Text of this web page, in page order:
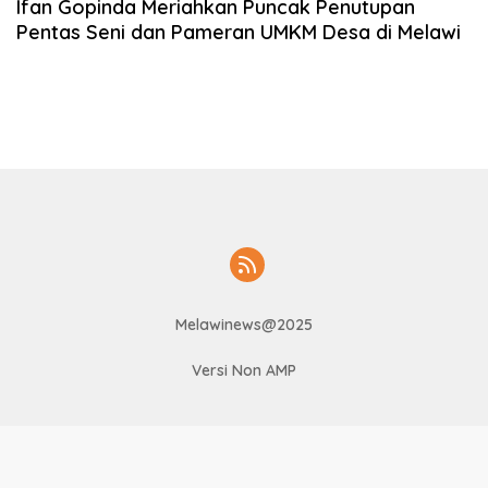
Ifan Gopinda Meriahkan Puncak Penutupan
Pentas Seni dan Pameran UMKM Desa di Melawi
Melawinews@2025
Versi Non AMP